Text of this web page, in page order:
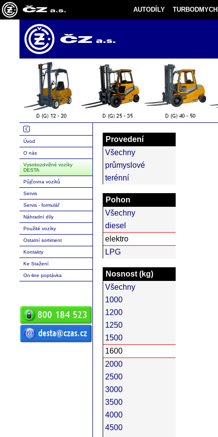
AUTODÍLY
Úvod
O nás
Vysokozdvižné vozíky
DESTA
Půjčovna vozíků
Servis
Servis - formulář
Náhradní díly
Použité vozíky
Ostatní sortiment
Kontakty
Ke Stažení
On-line poptávka
Provedení
Všechny
průmyslové
terénní
Pohon
Všechny
diesel
elektro
LPG
Nosnost (kg)
Všechny
1000
1200
1250
1500
1600
2000
2500
3000
3500
4000
4500